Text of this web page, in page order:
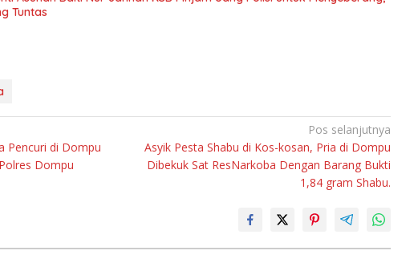
Tuntas
Pencuri di Dompu
Dompu
Pos selanjutnya
Asyik Pesta Shabu di Kos-kosan, Pria di Dompu
Dibekuk Sat ResNarkoba Dengan Barang Bukti
1,84 gram Shabu.